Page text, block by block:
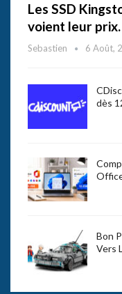
Les SSD
voient leur
Sebastien 6 Août,
dès
Bon
Vers